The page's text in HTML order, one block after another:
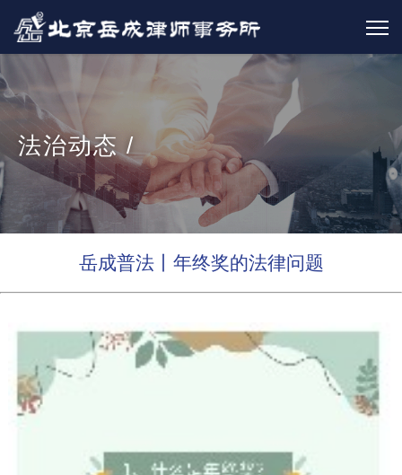
法治动态 /
岳成普法丨年终奖的法律问题